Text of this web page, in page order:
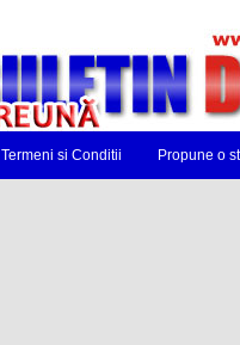
Termeni si Conditii Propune o